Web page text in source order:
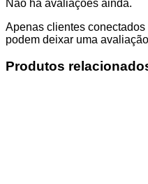
Não há avaliações ainda.
Apenas clientes
podem deixar uma
Produtos